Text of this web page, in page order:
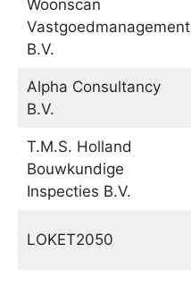
Woonscan
Vastgoedmanagement
B.V.
Alpha Consultancy
B.V.
T.M.S. Holland
Bouwkundige
Inspecties B.V.
LOKET2050